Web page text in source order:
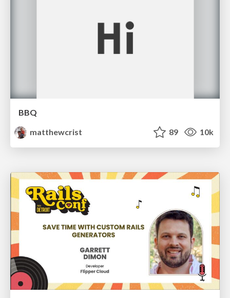
BBQ
matthewcrist
89 10k